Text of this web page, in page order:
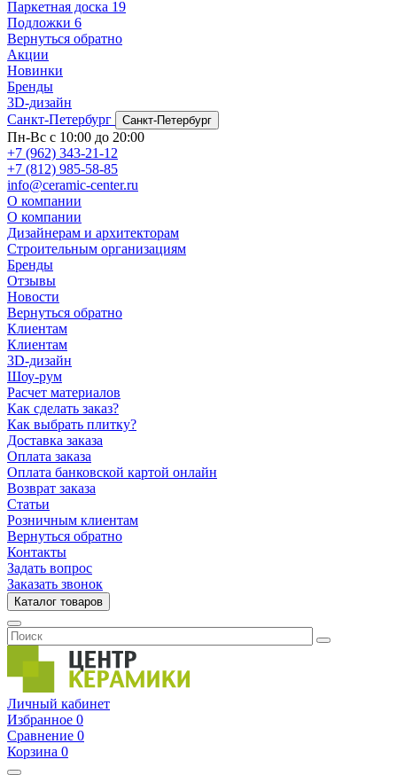
Паркетная доска 19
Подложки 6
Вернуться обратно
Акции
Новинки
Бренды
3D-дизайн
Санкт-Петербург
Санкт-Петербург
Пн-Вс с 10:00 до 20:00
+7 (962) 343-21-12
+7 (812) 985-58-85
info@ceramic-center.ru
О компании
О компании
Дизайнерам и архитекторам
Строительным организациям
Бренды
Отзывы
Новости
Вернуться обратно
Клиентам
Клиентам
3D-дизайн
Шоу-рум
Расчет материалов
Как сделать заказ?
Как выбрать плитку?
Доставка заказа
Оплата заказа
Оплата банковской картой онлайн
Возврат заказа
Статьи
Розничным клиентам
Вернуться обратно
Контакты
Задать вопрос
Заказать звонок
Каталог товаров
Личный кабинет
Избранное 0
Сравнение 0
Корзина 0